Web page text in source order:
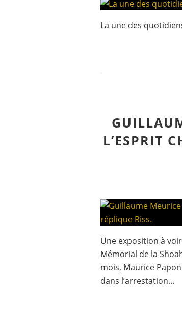
La une des
L’ESPRIT
Une exposition à
Mémorial de la
mois, Maurice
dans l’arrestation...